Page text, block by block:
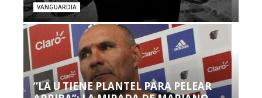
VANGUARDIA
“LA U TIENE PLANTEL PARA PELEAR